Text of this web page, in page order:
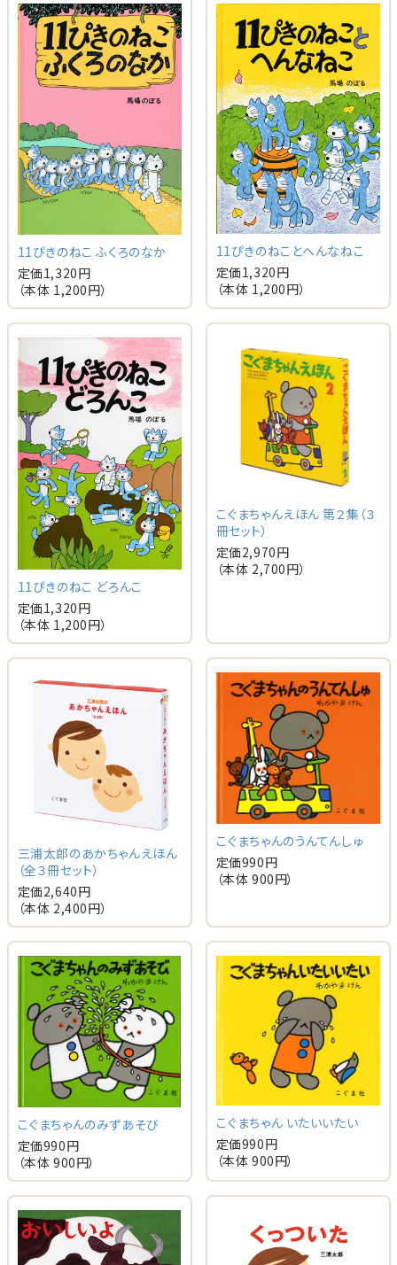
11ぴきのねこ ふくろのなか
定価1,320円
（本体 1,200円）
11ぴきのねことへんなねこ
定価1,320円
（本体 1,200円）
11ぴきのねこ どろんこ
定価1,320円
（本体 1,200円）
こぐまちゃんえほん 第２集（３
冊セット）
定価2,970円
（本体 2,700円）
三浦太郎のあかちゃんえほん
（全３冊セット）
定価2,640円
（本体 2,400円）
こぐまちゃんのうんてんしゅ
定価990円
（本体 900円）
こぐまちゃんのみずあそび
定価990円
（本体 900円）
こぐまちゃん いたいいたい
定価990円
（本体 900円）